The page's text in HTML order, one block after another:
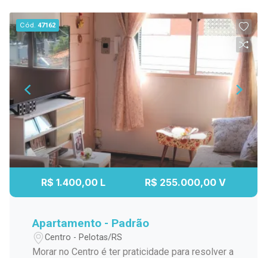
Cód.47162
R$ 1.400,00 L R$ 255.000,00 V
Apartamento - Padrão
Centro - Pelotas/RS
Morar no Centro é ter praticidade para resolver a